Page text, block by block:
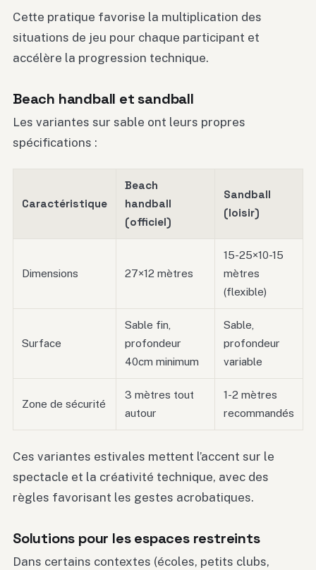
Cette pratique favorise la multiplication des
situations de jeu pour chaque participant et
accélère la progression technique.
Beach handball et sandball
Les variantes sur sable ont leurs propres
spécifications :
Caractéristique
Beach
handball
(officiel)
Sandball
(loisir)
Dimensions 27×12 mètres
15-25×10-15
mètres
(flexible)
Surface
Sable fin,
profondeur
40cm minimum
Sable,
profondeur
variable
Zone de sécurité
3 mètres tout
autour
1-2 mètres
recommandés
Ces variantes estivales mettent l’accent sur le
spectacle et la créativité technique, avec des
règles favorisant les gestes acrobatiques.
Solutions pour les espaces restreints
Dans certains contextes (écoles, petits clubs,